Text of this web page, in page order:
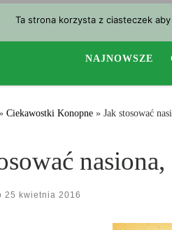
NAJNOWSZE
Ciekawostki Konopne » Jak stosować
25 kwietnia 2016
Ta strona korzysta z ciasteczek